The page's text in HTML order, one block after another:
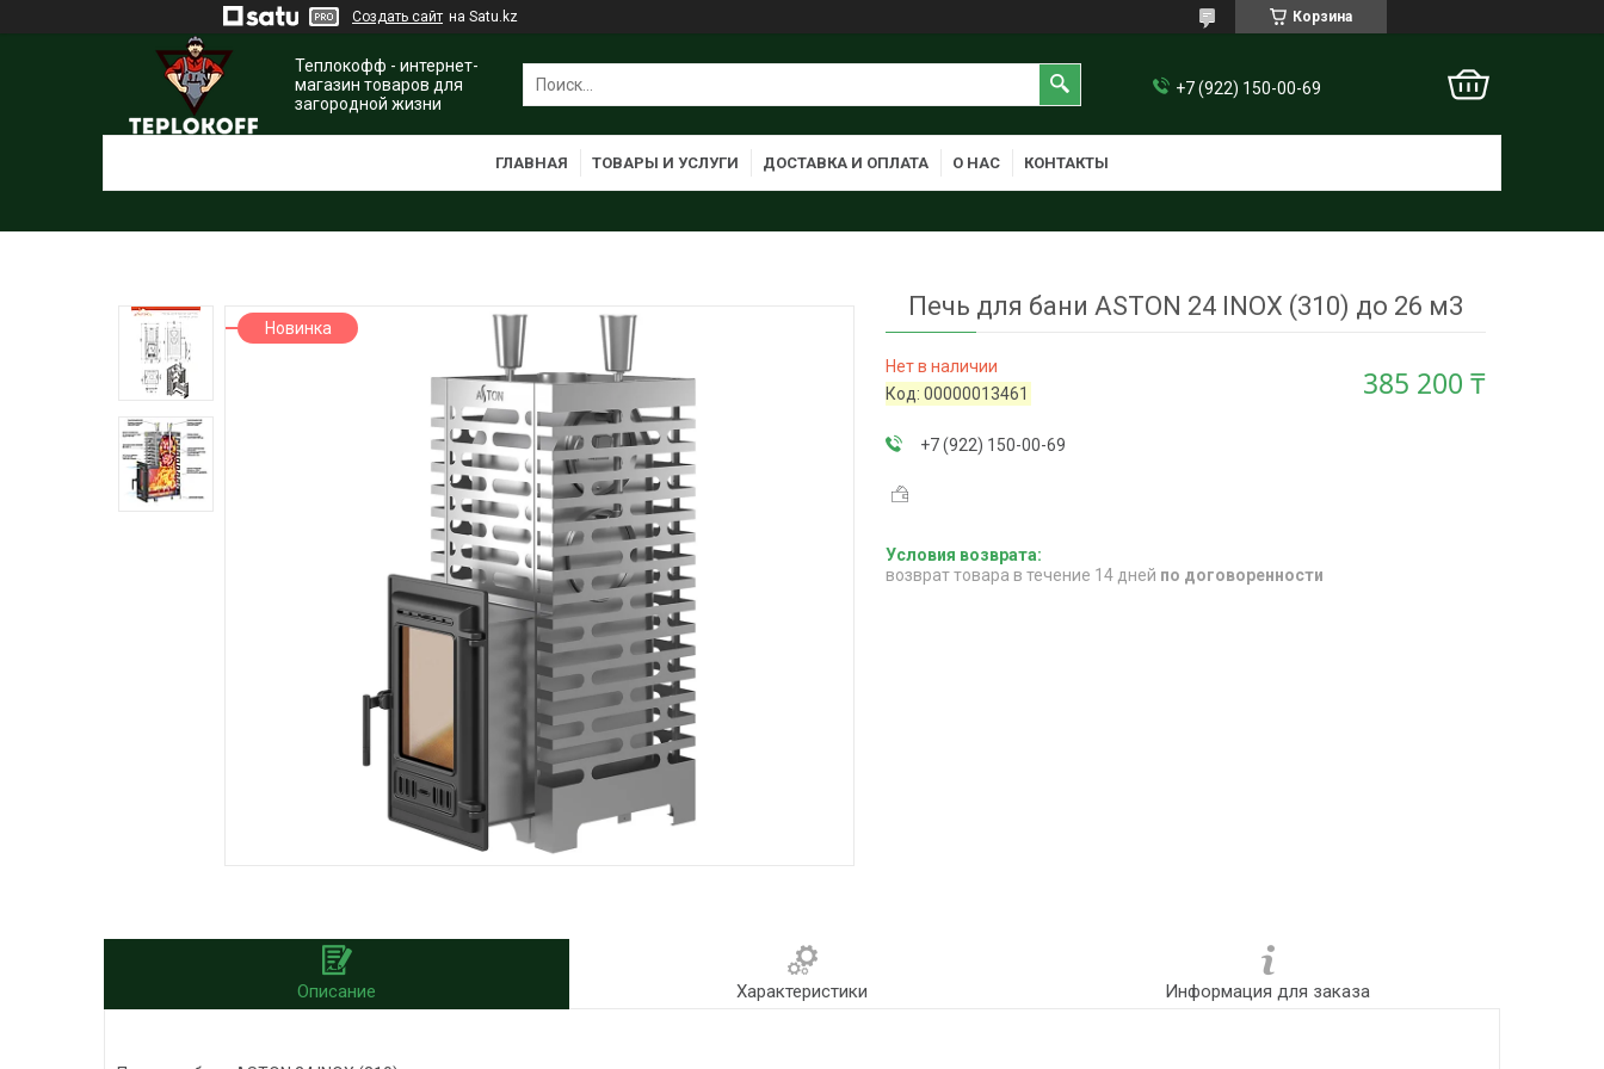
Создать сайт на Satu.kz Корзина
Теплокофф - интернет-
магазин товаров для
загородной жизни
+7 (922) 150-00-69
ГЛАВНАЯ ТОВАРЫ И УСЛУГИ ДОСТАВКА И ОПЛАТА О НАС КОНТАКТЫ
Новинка
Печь для бани ASTON 24 INOX (310) до 26 м3
Нет в наличии
Код:00000013461 385 200 ₸
+7 (922) 150-00-69
возврат товара в течение 14 дней по договоренности
Описание Характеристики Информация для заказа